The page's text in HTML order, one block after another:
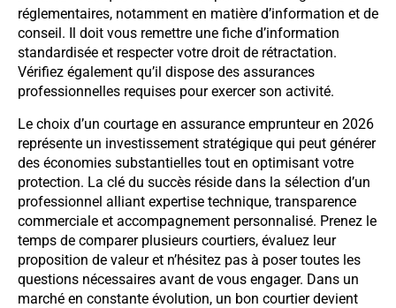
réglementaires, notamment en matière d’information et de
conseil. Il doit vous remettre une fiche d’information
standardisée et respecter votre droit de rétractation.
Vérifiez également qu’il dispose des assurances
professionnelles requises pour exercer son activité.
Le choix d’un courtage en assurance emprunteur en 2026
représente un investissement stratégique qui peut générer
des économies substantielles tout en optimisant votre
protection. La clé du succès réside dans la sélection d’un
professionnel alliant expertise technique, transparence
commerciale et accompagnement personnalisé. Prenez le
temps de comparer plusieurs courtiers, évaluez leur
proposition de valeur et n’hésitez pas à poser toutes les
questions nécessaires avant de vous engager. Dans un
marché en constante évolution, un bon courtier devient